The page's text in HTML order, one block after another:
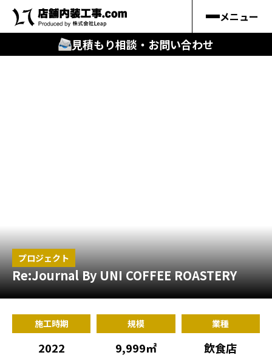
メニュー
見積もり相談・お問い合わせ
はじめての方
店舗内装工事.comの強み
施工までの流れ
お客様のこえ
プロジェクト
Re:Journal By UNI COFFEE ROASTERY
施工時期
2022
規模
9,999㎡
業種
飲食店